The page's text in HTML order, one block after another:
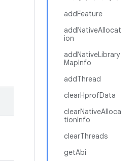
addFeature
addNativeAllocat
ion
addNativeLibrary
MapInfo
addThread
clearHprofData
clearNativeAlloca
tionInfo
clearThreads
getAbi